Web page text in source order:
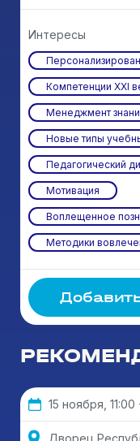
Интересы
Компетенции XXI
Менеджмент
Новые типы
Педагогический
Мотивация
Воплещенное
Методики
15 ноября, 11:00 -
Дворец